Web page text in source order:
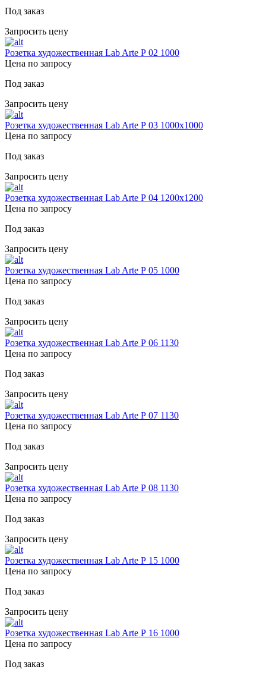
Под заказ
Запросить цену
Розетка художественная Lab Arte Р 02 1000
Цена по запросу
Под заказ
Запросить цену
Розетка художественная Lab Arte Р 03 1000х1000
Цена по запросу
Под заказ
Запросить цену
Розетка художественная Lab Arte Р 04 1200х1200
Цена по запросу
Под заказ
Запросить цену
Розетка художественная Lab Arte Р 05 1000
Цена по запросу
Под заказ
Запросить цену
Розетка художественная Lab Arte Р 06 1130
Цена по запросу
Под заказ
Запросить цену
Розетка художественная Lab Arte Р 07 1130
Цена по запросу
Под заказ
Запросить цену
Розетка художественная Lab Arte Р 08 1130
Цена по запросу
Под заказ
Запросить цену
Розетка художественная Lab Arte Р 15 1000
Цена по запросу
Под заказ
Запросить цену
Розетка художественная Lab Arte Р 16 1000
Цена по запросу
Под заказ